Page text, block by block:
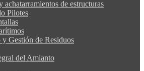
achatarramientos de estructuras
Pilotes
y Gestión de Residuos
del Amianto